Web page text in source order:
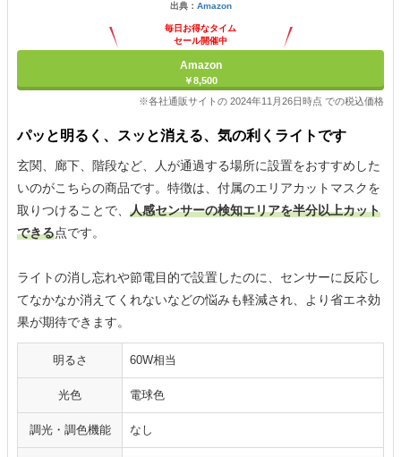
出典： Amazon
毎日お得なタイム
セール開催中
Amazon
￥8,500
※各社通販サイトの 2024年11月26日時点 での税込価格
パッと明るく、スッと消える、気の利くライトです
玄関、廊下、階段など、人が通過する場所に設置をおすすめした
いのがこちらの商品です。特徴は、付属のエリアカットマスクを
取りつけることで、 人感センサーの検知エリアを半分以上カット
できる点です。
ライトの消し忘れや節電目的で設置したのに、センサーに反応し
てなかなか消えてくれないなどの悩みも軽減され、より省エネ効
果が期待できます。
明るさ 60W相当
光色 電球色
調光・調色機能 なし